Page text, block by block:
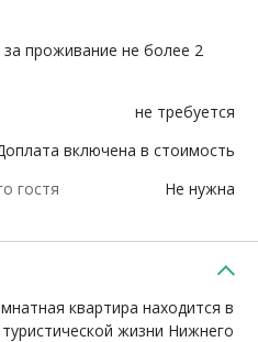
за проживание не более 2
не требуется
включена в стоимость
гостя
Не нужна
квартира находится в
жизни Нижнего